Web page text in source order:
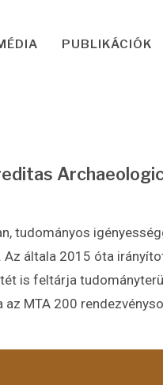
PUBLIKÁCIÓK
tudományos
általa 2015 óta
is feltárja
MTA 200